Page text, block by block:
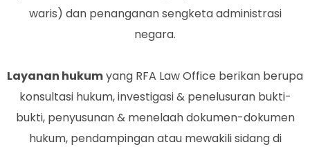
waris) dan penanganan sengketa administrasi
negara.
Layanan hukumyang RFA Law Office berikan berupa
konsultasi hukum, investigasi & penelusuran bukti-
bukti, penyusunan & menelaah dokumen-dokumen
hukum, pendampingan atau mewakili sidang di